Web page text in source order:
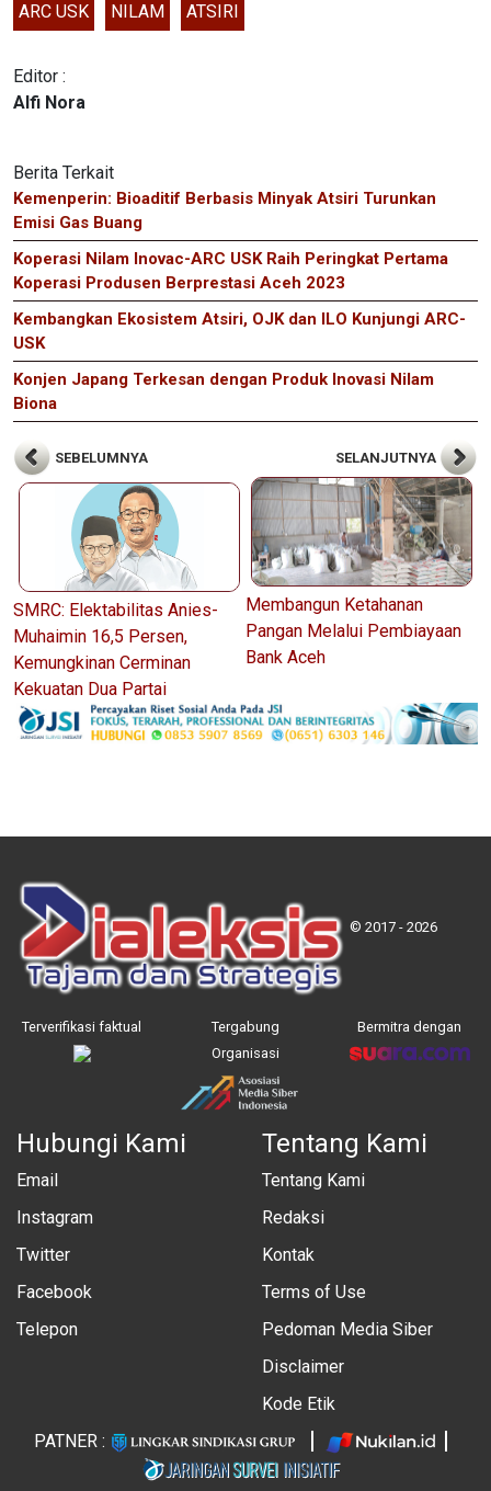
ARC USK
NILAM ATSIRI
Editor :
Alfi Nora
Berita Terkait
Kemenperin: Bioaditif Berbasis Minyak Atsiri Turunkan
Emisi Gas Buang
Koperasi Nilam Inovac-ARC USK Raih Peringkat Pertama
Koperasi Produsen Berprestasi Aceh 2023
Kembangkan Ekosistem Atsiri, OJK dan ILO Kunjungi ARC-
USK
Konjen Japang Terkesan dengan Produk Inovasi Nilam
Biona
SEBELUMNYA
SMRC: Elektabilitas Anies-
Muhaimin 16,5 Persen,
Kemungkinan Cerminan
Kekuatan Dua Partai
SELANJUTNYA
Membangun Ketahanan
Pangan Melalui Pembiayaan
Bank Aceh
© 2017 - 2026
Terverifikasi faktual
Tergabung
Organisasi
Bermitra dengan
Hubungi Kami
Email
Instagram
Twitter
Facebook
Telepon
Tentang Kami
Tentang Kami
Redaksi
Kontak
Terms of Use
Pedoman Media Siber
Disclaimer
Kode Etik
PATNER :